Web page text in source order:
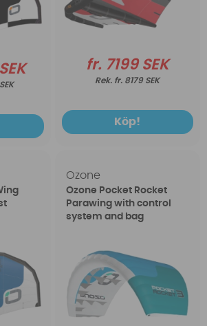
fr. 7199 SEK
fr. 8179 SEK
Köp!
Ozone
Ozone Pocket Rocket
Parawing with control
system and bag